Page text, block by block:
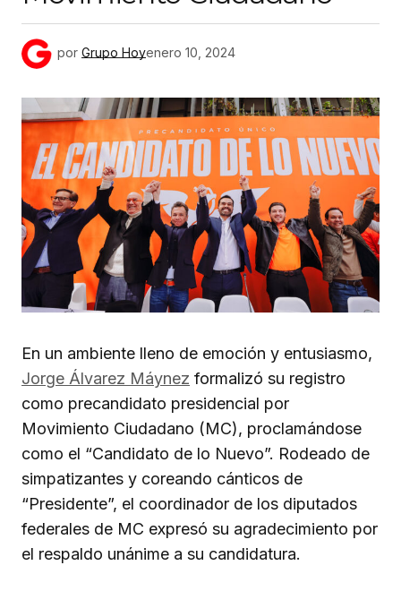
por Grupo Hoyenero 10, 2024
En un ambiente lleno de emoción y entusiasmo,
Jorge Álvarez Máynez formalizó su registro
como precandidato presidencial por
Movimiento Ciudadano (MC), proclamándose
como el “Candidato de lo Nuevo”. Rodeado de
simpatizantes y coreando cánticos de
“Presidente”, el coordinador de los diputados
federales de MC expresó su agradecimiento por
el respaldo unánime a su candidatura.